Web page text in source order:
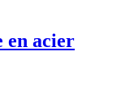
en acier